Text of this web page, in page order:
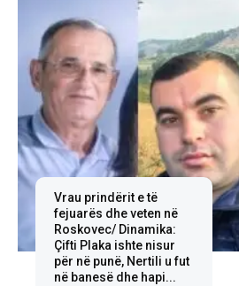
Vrau prindërit e të
fejuarës dhe veten në
Roskovec/ Dinamika:
Çifti Plaka ishte nisur
për në punë, Nertili u fut
në banesë dhe hapi...